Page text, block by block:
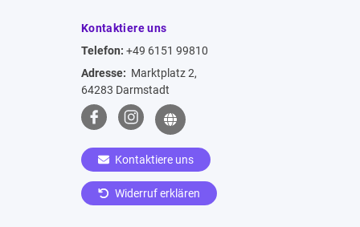
Kontaktiere uns
Telefon: +49 6151 99810
Adresse: Marktplatz 2,
64283 Darmstadt
Kontaktiere uns
Widerruf erklären